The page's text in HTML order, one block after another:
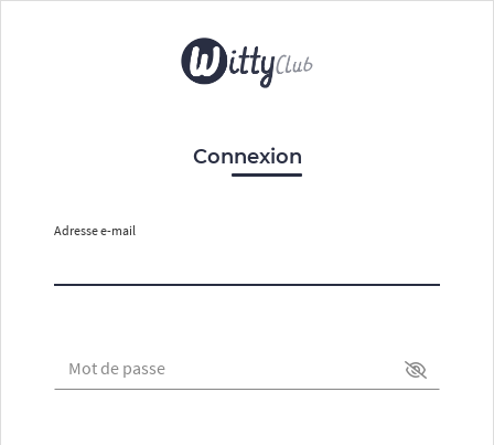
Connexion
Adresse e-mail
Mot de passe